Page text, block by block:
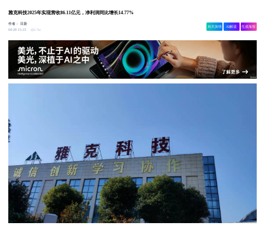
雅克科技2025年实现营收86.11亿元，净利润同比增长14.77%
作者：
日新
04-28 15:23
2.3w
相关舆情 AI解读 生成海报